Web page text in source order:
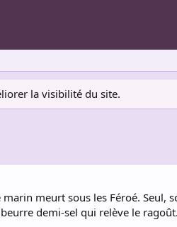
la visibilité du site.
meurt sous les Féroé. Seul,
demi-sel qui relève le